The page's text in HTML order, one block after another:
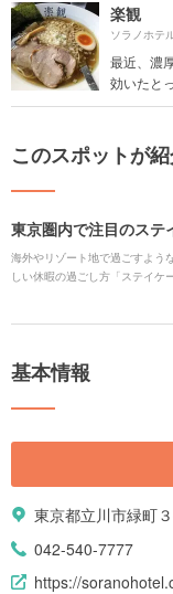
楽観
ソラノホテ
最近、濃
効いたと
このスポットが
東京圏内で注目のステ
海外やリゾート地で過ごすよう
しい休暇の過ごし方「ステイケ
基本情報
東京都立川市緑町
042-540-7777
https://